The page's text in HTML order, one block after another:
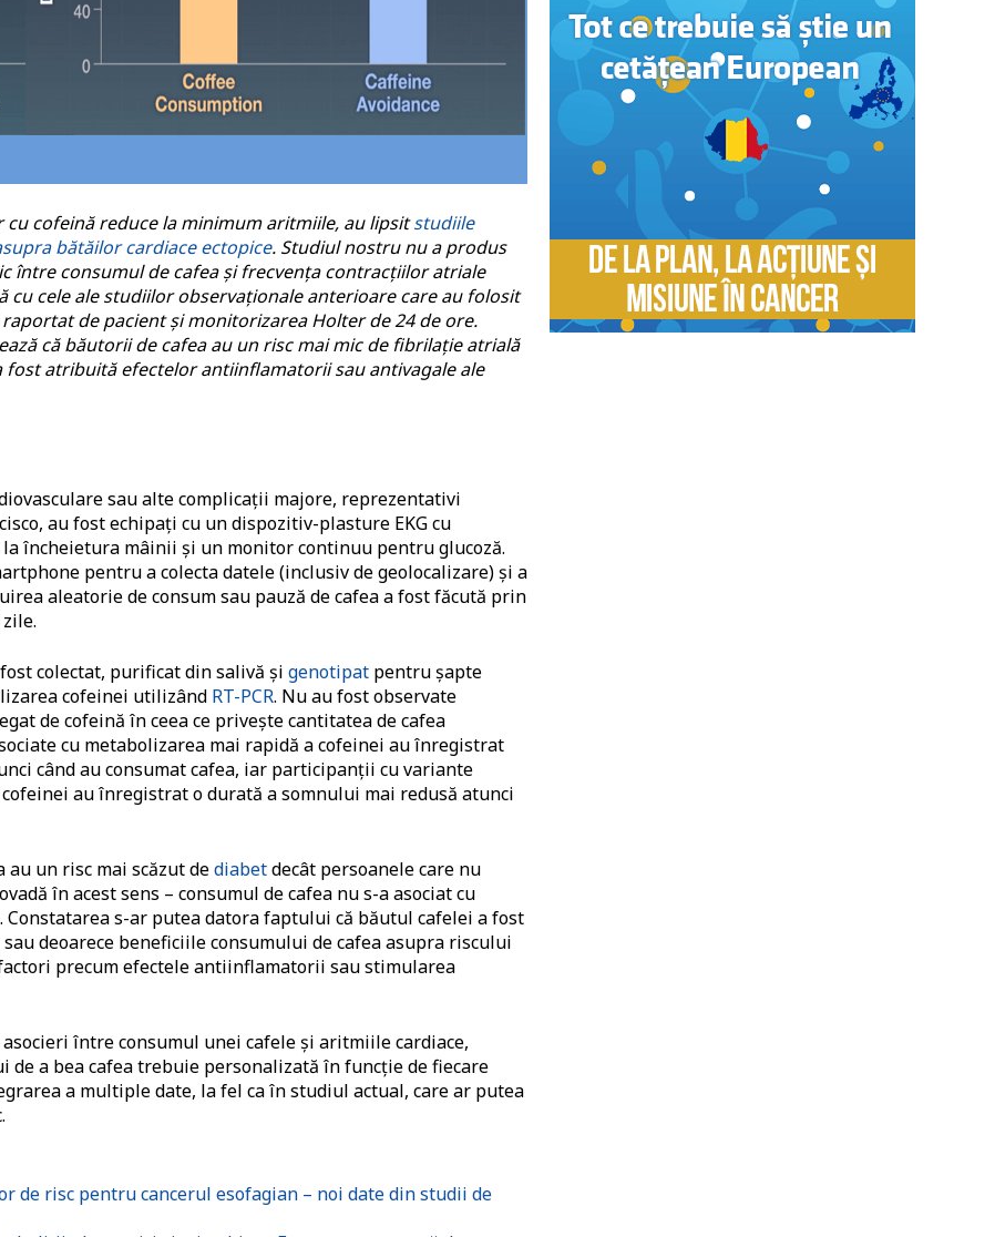
cofeină reduce la minimum aritmiile, au lipsitstudiile
bătăilor cardiace ectopice. Studiul nostru nu a produs
între consumul de cafea și frecvența contracțiilor atriale
cele ale studiilor observaționale anterioare care au folosit
de pacient și monitorizarea Holter de 24 de ore.
că băutorii de cafea au un risc mai mic de fibrilație atrială
fost atribuită efectelor antiinflamatorii sau antivagale ale
sau alte complicații majore, reprezentativi
au fost echipați cu un dispozitiv-plasture EKG cu
încheietura mâinii și un monitor continuu pentru glucoză.
pentru a colecta datele (inclusiv de geolocalizare) și a
aleatorie de consum sau pauză de cafea a fost făcută prin
colectat, purificat din salivă și genotipat pentru șapte
cofeinei utilizând RT-PCR. Nu au fost observate
de cofeină în ceea ce privește cantitatea de cafea
cu metabolizarea mai rapidă a cofeinei au înregistrat
când au consumat cafea, iar participanții cu variante
au înregistrat o durată a somnului mai redusă atunci
un risc mai scăzut dediabetdecât persoanele care nu
în acest sens – consumul de cafea nu s-a asociat cu
s-ar putea datora faptului că băutul cafelei a fost
deoarece beneficiile consumului de cafea asupra riscului
precum efectele antiinflamatorii sau stimularea
între consumul unei cafele și aritmiile cardiace,
a bea cafea trebuie personalizată în funcție de fiecare
a multiple date, la fel ca în studiul actual, care ar putea
de risc pentru cancerul esofagian – noi date din studii de